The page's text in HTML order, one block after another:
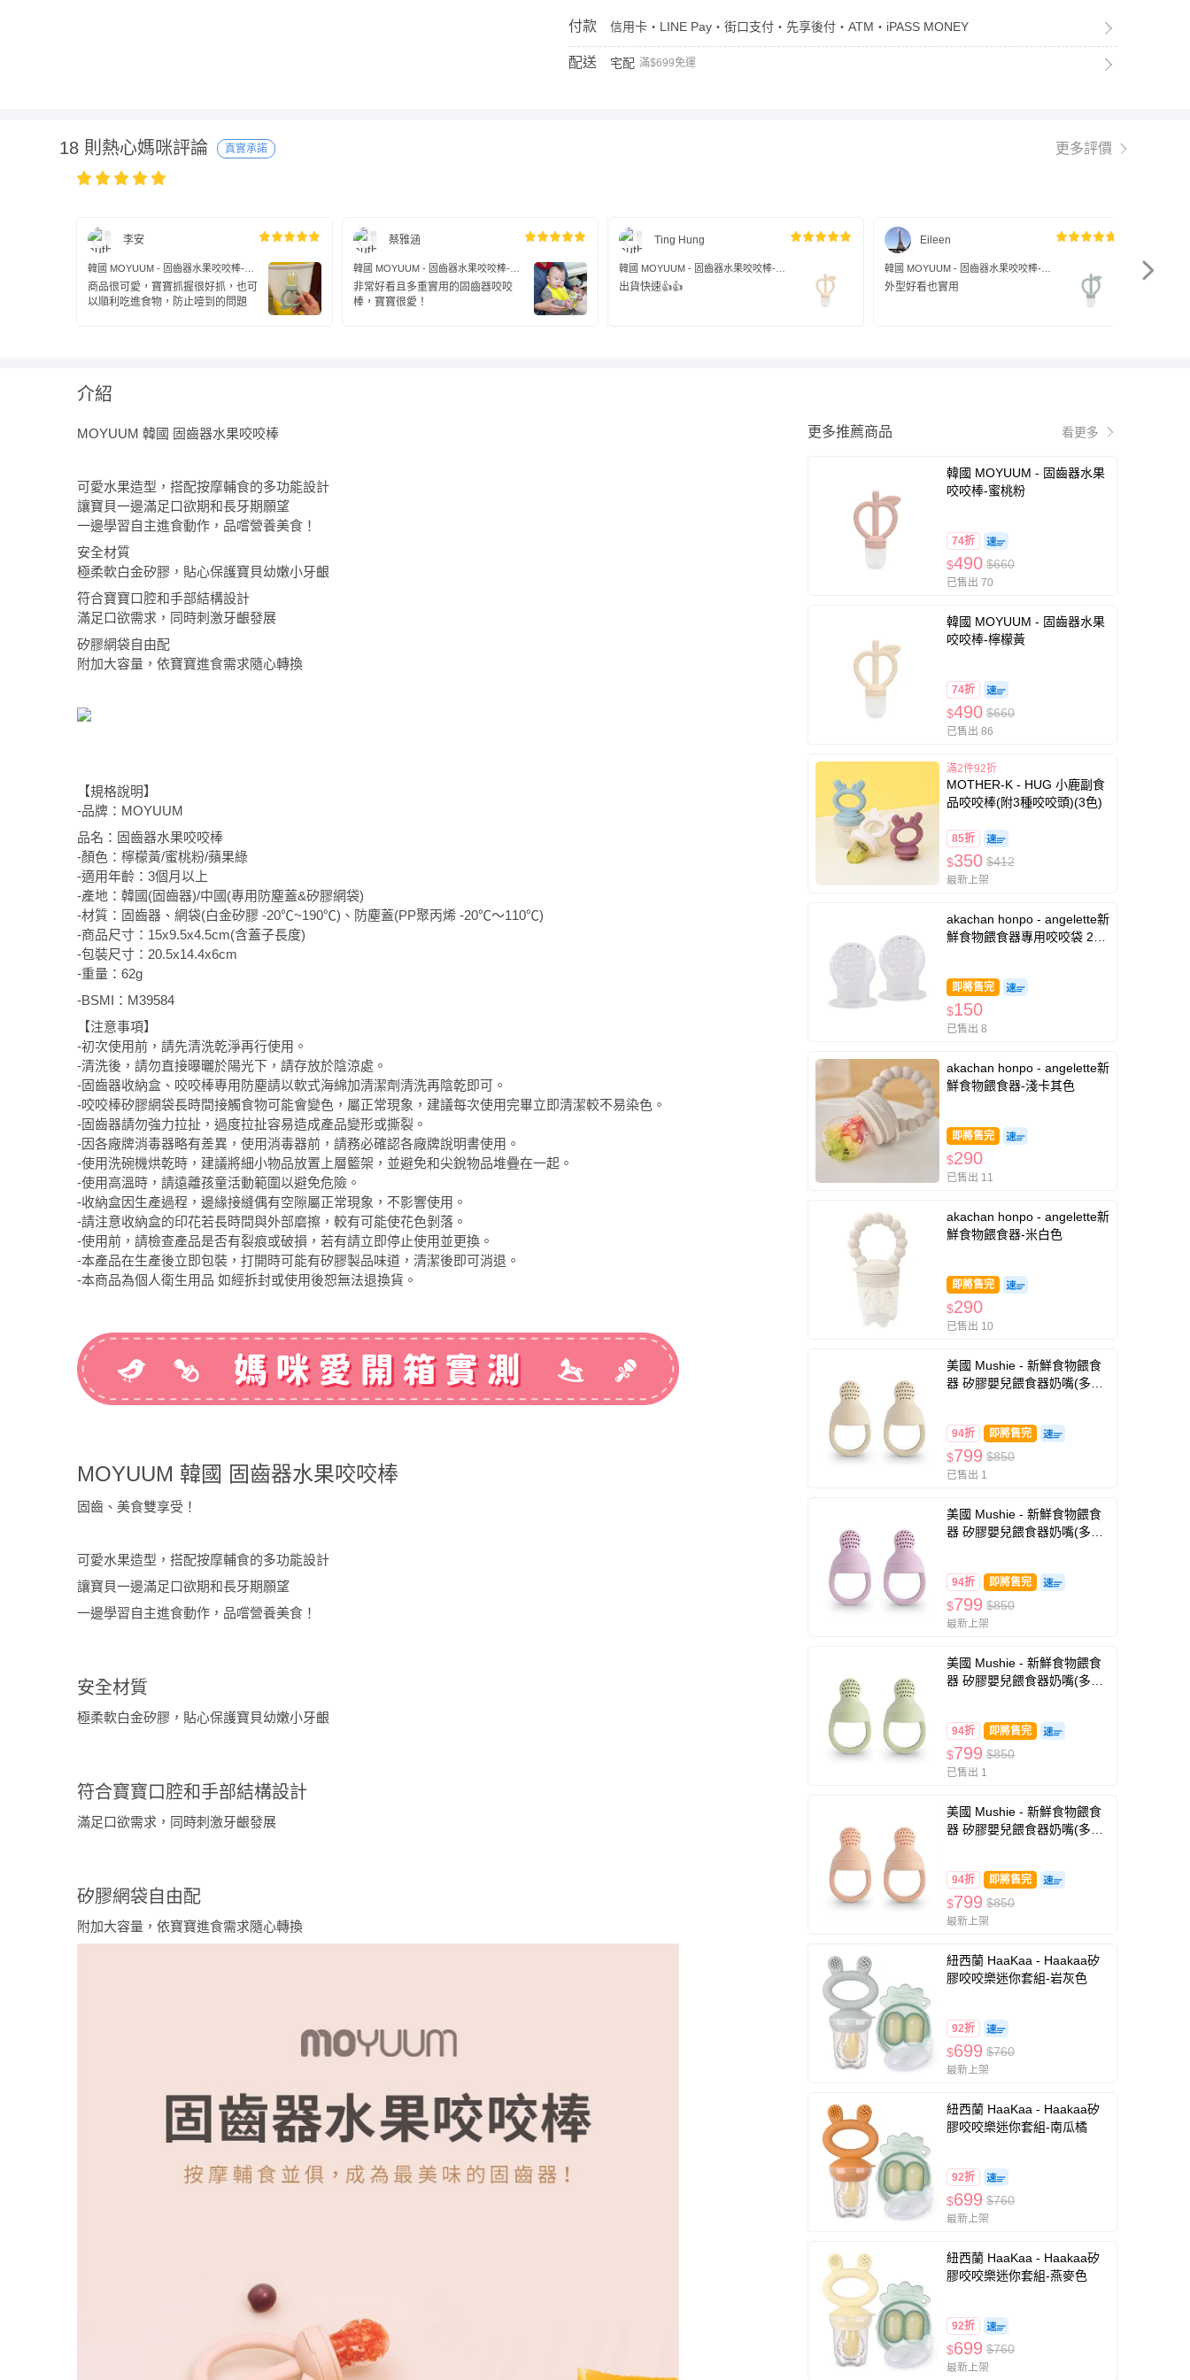
付款 信用卡・LINE Pay・街口支付・先享後付・ATM・iPASS MONEY
配送 宅配 滿$699免運
18 則熱心媽咪評論 真實承諾 更多評價
李安
韓國 MOYUUM - 固齒器水果咬咬棒-蘋
果綠
商品很可愛，寶寶抓握很好抓，也可
以順利吃進食物，防止噎到的問題
蔡雅涵
韓國 MOYUUM - 固齒器水果咬咬棒-蘋
果綠
非常好看且多重實用的固齒器咬咬
棒，寶寶很愛！
Ting Hung
韓國 MOYUUM - 固齒器水果咬咬棒-檸
檬黃
出貨快速👍👍
Eileen
韓國 MOYUUM - 固齒器水果咬咬棒-蘋
果綠
外型好看也實用
韓國
介紹
MOYUUM 韓國 固齒器水果咬咬棒
可愛水果造型，搭配按摩輔食的多功能設計
讓寶貝一邊滿足口欲期和長牙期願望
一邊學習自主進食動作，品嚐營養美食！
安全材質
極柔軟白金矽膠，貼心保護寶貝幼嫩小牙齦
符合寶寶口腔和手部結構設計
滿足口欲需求，同時刺激牙齦發展
矽膠網袋自由配
附加大容量，依寶寶進食需求隨心轉換
【規格說明】
-品牌：MOYUUM
品名：固齒器水果咬咬棒
-顏色：檸檬黃/蜜桃粉/蘋果綠
-適用年齡：3個月以上
-產地：韓國(固齒器)/中國(專用防塵蓋&矽膠網袋)
-材質：固齒器、網袋(白金矽膠 -20℃~190℃)、防塵蓋(PP聚丙烯 -20℃～110℃)
-商品尺寸：15x9.5x4.5cm(含蓋子長度)
-包裝尺寸：20.5x14.4x6cm
-重量：62g
-BSMI：M39584
【注意事項】
-初次使用前，請先清洗乾淨再行使用。
-清洗後，請勿直接曝曬於陽光下，請存放於陰涼處。
-固齒器收納盒、咬咬棒專用防塵請以軟式海綿加清潔劑清洗再陰乾即可。
-咬咬棒矽膠網袋長時間接觸食物可能會變色，屬正常現象，建議每次使用完畢立即清潔較不易染色。
-固齒器請勿強力拉扯，過度拉扯容易造成產品變形或撕裂。
-因各廠牌消毒器略有差異，使用消毒器前，請務必確認各廠牌說明書使用。
-使用洗碗機烘乾時，建議將細小物品放置上層籃架，並避免和尖銳物品堆疊在一起。
-使用高溫時，請遠離孩童活動範圍以避免危險。
-收納盒因生產過程，邊緣接縫偶有空隙屬正常現象，不影響使用。
-請注意收納盒的印花若長時間與外部磨擦，較有可能使花色剝落。
-使用前，請檢查產品是否有裂痕或破損，若有請立即停止使用並更換。
-本產品在生產後立即包裝，打開時可能有矽膠製品味道，清潔後即可消退。
-本商品為個人衛生用品 如經拆封或使用後恕無法退換貨。
MOYUUM 韓國 固齒器水果咬咬棒
固齒、美食雙享受！
可愛水果造型，搭配按摩輔食的多功能設計
讓寶貝一邊滿足口欲期和長牙期願望
一邊學習自主進食動作，品嚐營養美食！
安全材質
極柔軟白金矽膠，貼心保護寶貝幼嫩小牙齦
符合寶寶口腔和手部結構設計
滿足口欲需求，同時刺激牙齦發展
矽膠網袋自由配
附加大容量，依寶寶進食需求隨心轉換
更多推薦商品 看更多
韓國 MOYUUM - 固齒器水果
咬咬棒-蜜桃粉
74折
$490 $660
已售出 70
韓國 MOYUUM - 固齒器水果
咬咬棒-檸檬黃
74折
$490 $660
已售出 86
滿2件92折
MOTHER-K - HUG 小鹿副食
品咬咬棒(附3種咬咬頭)(3色)
85折
$350 $412
最新上架
akachan honpo - angelette新
鮮食物餵食器專用咬咬袋 2入
即將售完
$150
已售出 8
akachan honpo - angelette新
鮮食物餵食器-淺卡其色
即將售完
$290
已售出 11
akachan honpo - angelette新
鮮食物餵食器-米白色
即將售完
$290
已售出 10
美國 Mushie - 新鮮食物餵食
器 矽膠嬰兒餵食器奶嘴(多色
94折 即將售完
$799 $850
已售出 1
美國 Mushie - 新鮮食物餵食
器 矽膠嬰兒餵食器奶嘴(多色
94折 即將售完
$799 $850
最新上架
美國 Mushie - 新鮮食物餵食
器 矽膠嬰兒餵食器奶嘴(多色
94折 即將售完
$799 $850
已售出 1
美國 Mushie - 新鮮食物餵食
器 矽膠嬰兒餵食器奶嘴(多色
94折 即將售完
$799 $850
最新上架
紐西蘭 HaaKaa - Haakaa矽
膠咬咬樂迷你套組-岩灰色
92折
$699 $760
最新上架
紐西蘭 HaaKaa - Haakaa矽
膠咬咬樂迷你套組-南瓜橘
92折
$699 $760
最新上架
紐西蘭 HaaKaa - Haakaa矽
膠咬咬樂迷你套組-燕麥色
92折
$699 $760
最新上架